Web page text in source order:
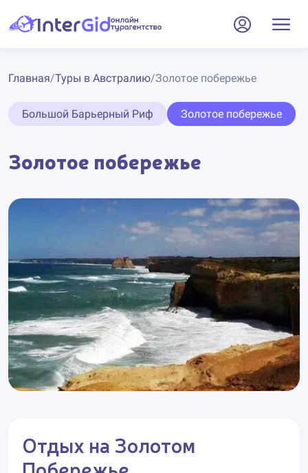
Главная/Туры в Австралию/Золотое побережье
Большой Барьерный Риф Золотое побережье
Золотое побережье
Отдых на Золотом